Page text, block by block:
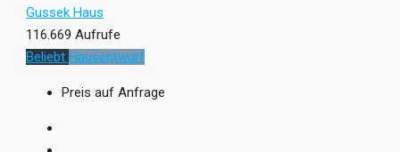
Gussek Haus
116.669 Aufrufe
Beliebt Hausentwurf
Preis auf Anfrage